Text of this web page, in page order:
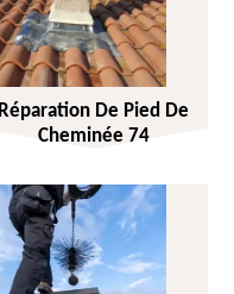
Réparation De Pied De
Cheminée 74